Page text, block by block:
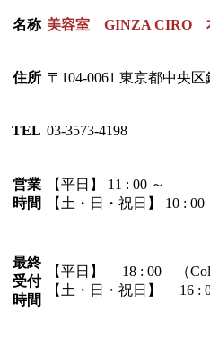
名称 美容室 GINZA CIRO
住所 〒104-0061 東京都中央
TEL 03-3573-4198
営業
時間
【平日】 11 : 00 ～
【土・日・祝日】 10 : 00
最終
受付
時間
【平日】 18 : 00 （
【土・日・祝日】 16 :